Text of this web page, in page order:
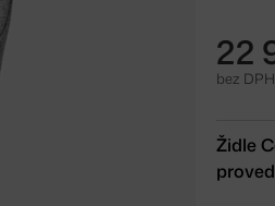
22
bez
Židle